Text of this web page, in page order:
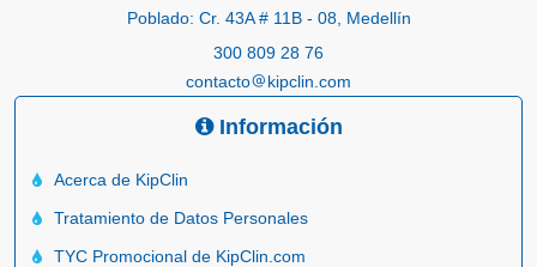
Poblado: Cr. 43A # 11B - 08, Medellín
300 809 28 76
contacto
kipclin.com
Información
Acerca de KipClin
Tratamiento de Datos Personales
TYC Promocional de KipClin.com